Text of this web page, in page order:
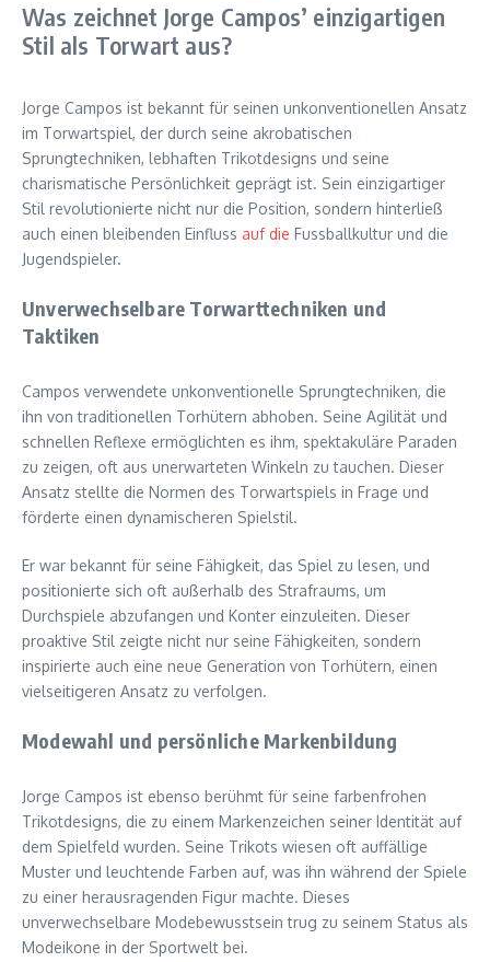
Was zeichnet Jorge Campos’ einzigartigen
Stil als Torwart aus?
Jorge Campos ist bekannt für seinen unkonventionellen Ansatz
im Torwartspiel, der durch seine akrobatischen
Sprungtechniken, lebhaften Trikotdesigns und seine
charismatische Persönlichkeit geprägt ist. Sein einzigartiger
Stil revolutionierte nicht nur die Position, sondern hinterließ
auch einen bleibenden Einfluss auf die Fussballkultur und die
Jugendspieler.
Unverwechselbare Torwarttechniken und
Taktiken
Campos verwendete unkonventionelle Sprungtechniken, die
ihn von traditionellen Torhütern abhoben. Seine Agilität und
schnellen Reflexe ermöglichten es ihm, spektakuläre Paraden
zu zeigen, oft aus unerwarteten Winkeln zu tauchen. Dieser
Ansatz stellte die Normen des Torwartspiels in Frage und
förderte einen dynamischeren Spielstil.
Er war bekannt für seine Fähigkeit, das Spiel zu lesen, und
positionierte sich oft außerhalb des Strafraums, um
Durchspiele abzufangen und Konter einzuleiten. Dieser
proaktive Stil zeigte nicht nur seine Fähigkeiten, sondern
inspirierte auch eine neue Generation von Torhütern, einen
vielseitigeren Ansatz zu verfolgen.
Modewahl und persönliche Markenbildung
Jorge Campos ist ebenso berühmt für seine farbenfrohen
Trikotdesigns, die zu einem Markenzeichen seiner Identität auf
dem Spielfeld wurden. Seine Trikots wiesen oft auffällige
Muster und leuchtende Farben auf, was ihn während der Spiele
zu einer herausragenden Figur machte. Dieses
unverwechselbare Modebewusstsein trug zu seinem Status als
Modeikone in der Sportwelt bei.